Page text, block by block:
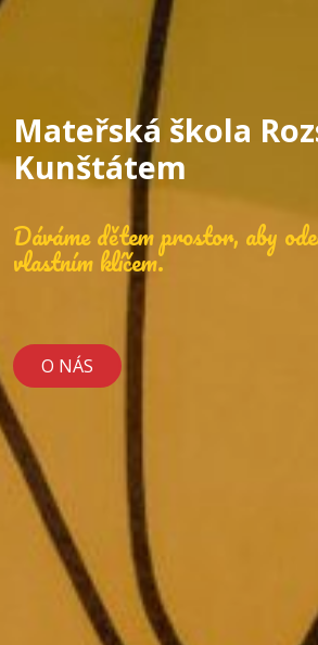
Mateřská škola
Kunštátem
Dáváme dětem prostor, aby
vlastním klíčem.
O NÁS